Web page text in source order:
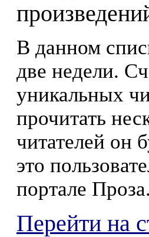
В данном
две недели.
уникальных
прочитать
читателей он
это
портале
Перейти на